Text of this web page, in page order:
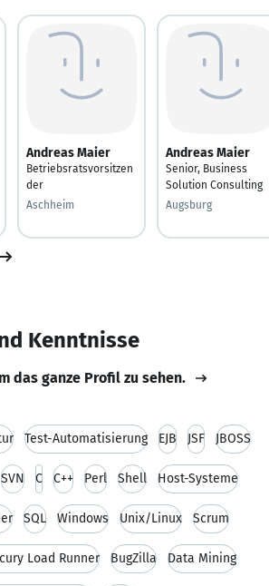
Andreas Maier
Betriebsratsvorsitzen
der
Aschheim
Andreas Maier
Senior, Business
Solution Consulting
Augsburg
Kenntnisse
das ganze Profil zu sehen.
Test-Automatisierung EJB JSF JBOSS
SVN C C++ Perl Shell Host-Systeme
SQL Windows Unix/Linux Scrum
Load Runner BugZilla Data Mining